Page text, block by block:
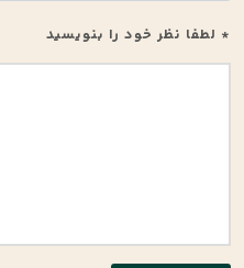
* لطفا نظر خود را بنویسید